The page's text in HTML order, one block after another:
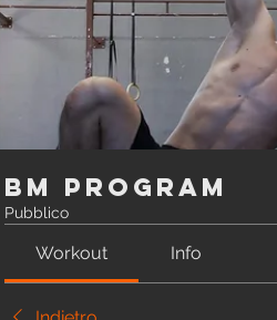
BM Program
Pubblico
Workout Info